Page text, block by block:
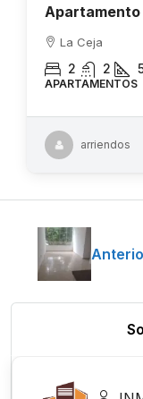
Apartamento
La Ceja
2 2
APARTAMENTOS
arriendos